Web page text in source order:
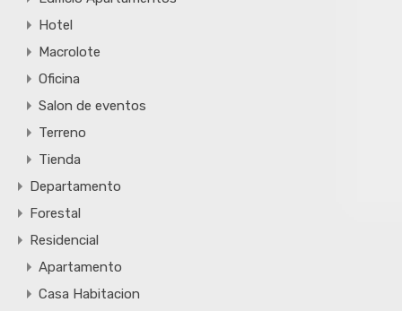
Hotel
Macrolote
Oficina
Salon de eventos
Terreno
Tienda
Departamento
Forestal
Residencial
Apartamento
Casa Habitacion